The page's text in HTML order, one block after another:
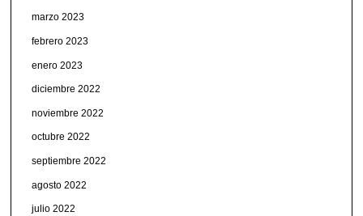
marzo 2023
febrero 2023
enero 2023
diciembre 2022
noviembre 2022
octubre 2022
septiembre 2022
agosto 2022
julio 2022